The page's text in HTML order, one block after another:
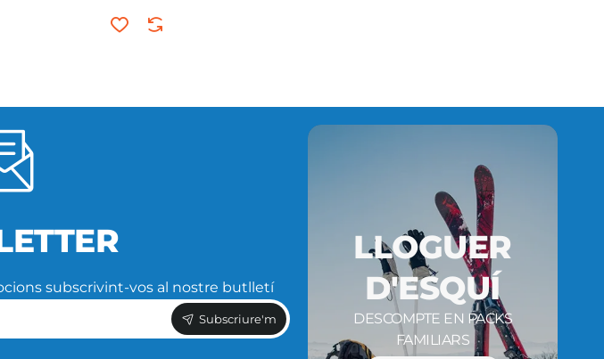
subscrivint-vos al nostre butlletí
Subscriure'm
LLOGUER
D'ESQUÍ
DESCOMPTE EN PACKS
FAMILIARS